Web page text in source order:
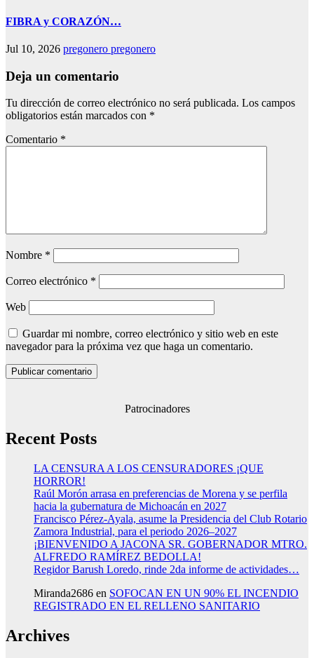
FIBRA y CORAZÓN…
Jul 10, 2026 pregonero pregonero
Deja un comentario
Tu dirección de correo electrónico no será publicada. Los campos
obligatorios están marcados con *
Comentario *
Nombre *
Correo electrónico *
Web
Guardar mi nombre, correo electrónico y sitio web en este
navegador para la próxima vez que haga un comentario.
Patrocinadores
Recent Posts
LA CENSURA A LOS CENSURADORES ¡QUE
HORROR!
Raúl Morón arrasa en preferencias de Morena y se perfila
hacia la gubernatura de Michoacán en 2027
Francisco Pérez-Ayala, asume la Presidencia del Club Rotario
Zamora Industrial, para el periodo 2026–2027
¡BIENVENIDO A JACONA SR. GOBERNADOR MTRO.
ALFREDO RAMÍREZ BEDOLLA!
Regidor Barush Loredo, rinde 2da informe de actividades…
Miranda2686 en SOFOCAN EN UN 90% EL INCENDIO
REGISTRADO EN EL RELLENO SANITARIO
Archives